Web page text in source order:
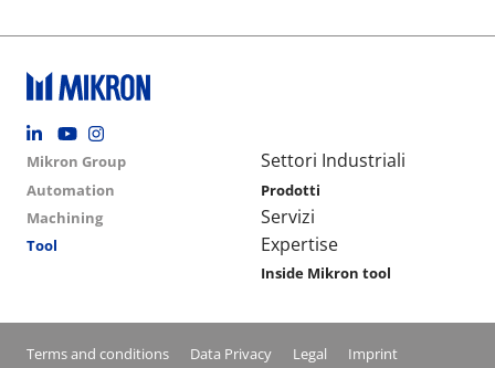
Footer social
Group menu
Mikron Group
Automation
Machining
Tool
Main navigation
Settori Industriali
Prodotti
Servizi
Expertise
Inside Mikron tool
Conditions footer menu
Terms and conditions Data Privacy Legal Imprint